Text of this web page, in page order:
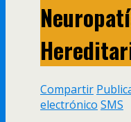
Compartir
electrónico SMS